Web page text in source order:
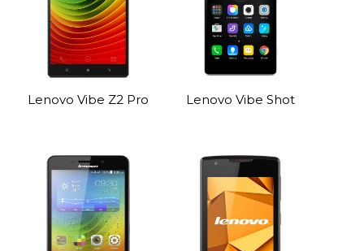
Lenovo Vibe Z2 Pro Lenovo Vibe Shot